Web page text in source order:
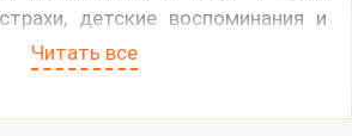
детские воспоминания и
и многогранность
Читать все